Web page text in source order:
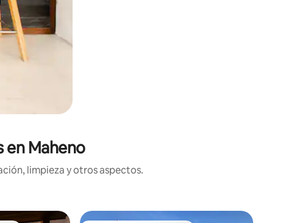
en Maheno
limpieza y otros aspectos.